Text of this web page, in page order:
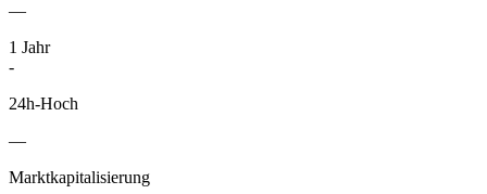
—
1 Jahr
-
24h-Hoch
—
Marktkapitalisierung